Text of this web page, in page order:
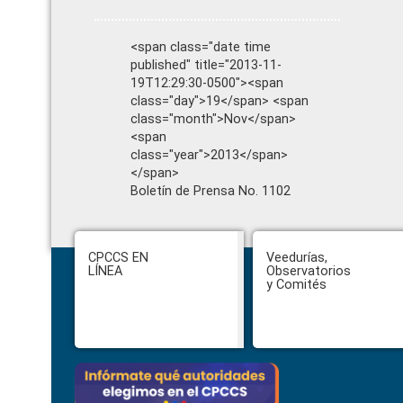
<span class="date time
published" title="2013-11-
19T12:29:30-0500"><span
class="day">19</span> <span
class="month">Nov</span>
<span
class="year">2013</span>
</span>
Boletín de Prensa No. 1102
Footer
CPCCS EN
LÍNEA
Veedurías,
Observatorios
y Comités